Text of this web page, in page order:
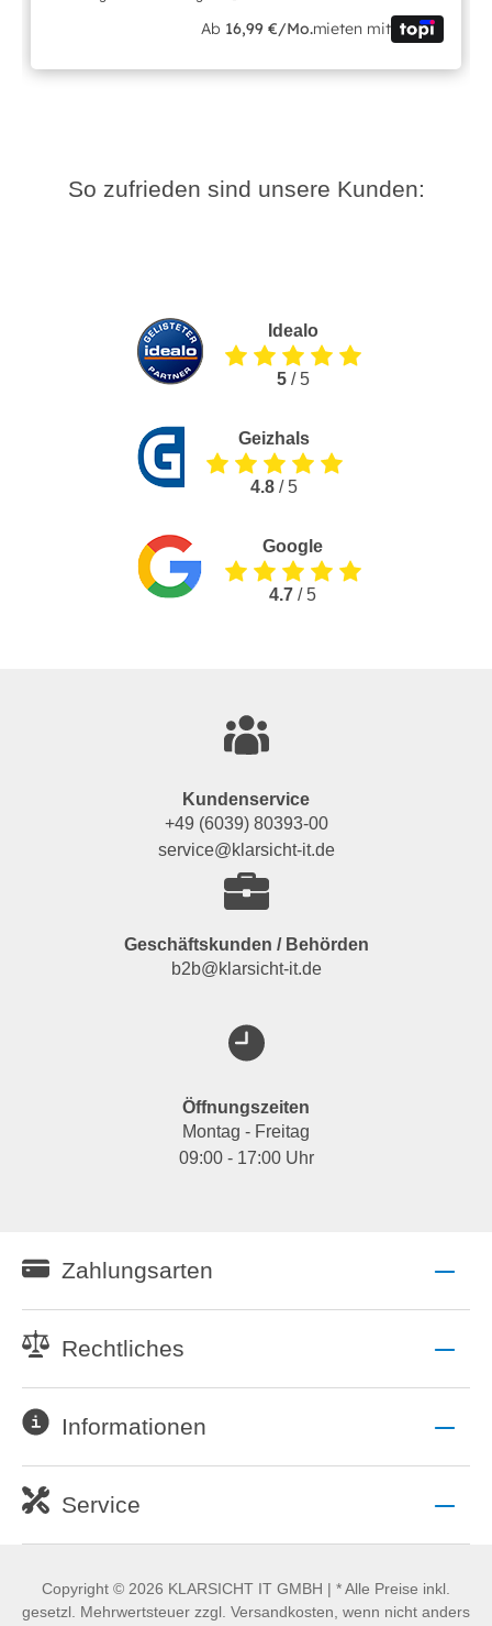
Ab 16,99 €/Mo.mieten mit
So zufrieden sind unsere Kunden:
Idealo
5/ 5
Geizhals
4.8 / 5
Google
4.7 / 5
Kundenservice
+49 (6039) 80393-00
service@klarsicht-it.de
Geschäftskunden / Behörden
b2b@klarsicht-it.de
Öffnungszeiten
Montag - Freitag
09:00 - 17:00 Uhr
Zahlungsarten
Rechtliches
Informationen
Service
Copyright © 2026 KLARSICHT IT GMBH | * Alle Preise inkl.
gesetzl. Mehrwertsteuer zzgl. Versandkosten, wenn nicht anders